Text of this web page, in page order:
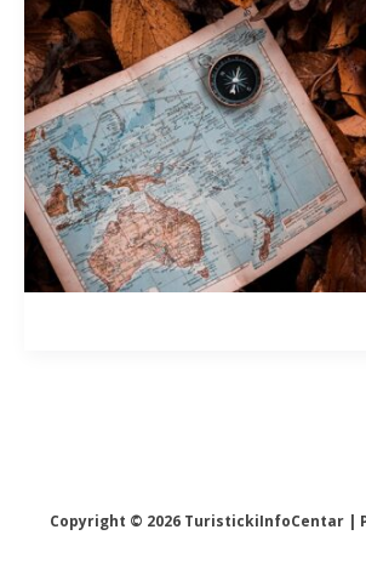
Copyright © 2026 TuristickiInfoCentar |